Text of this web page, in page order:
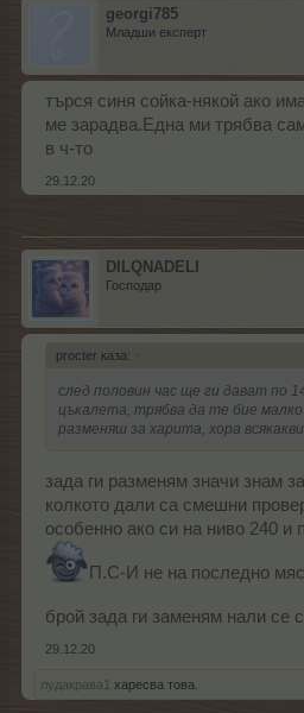
georgi785
Младши експерт
търся синя сойка-някой ако
ме зарадва.Една ми трябва
в ч-то
29.12.20
DILQNADELI
Господар
procter каза: ↑
след половин час ще ги дават по
цъкалета, трябва да те бие
разменяш за харита, хора всякакви
зада ги разменям значи знам
колкото дали са смешни
особенно ако си на ниво 240 и
П.С-И не на последно
брой зада ги заменям нали се
29.12.20
лудакрава1 харесва това.